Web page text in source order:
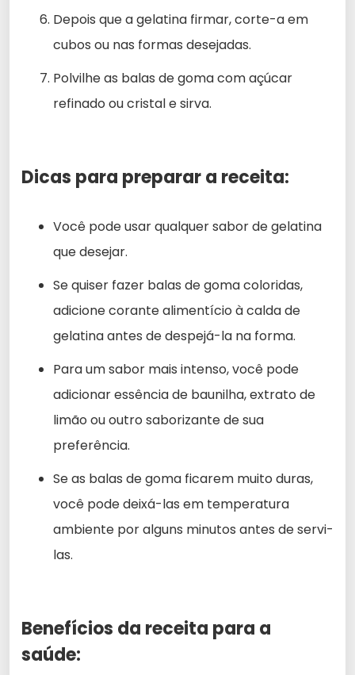
Depois que a gelatina firmar, corte-a em
cubos ou nas formas desejadas.
Polvilhe as balas de goma com açúcar
refinado ou cristal e sirva.
Dicas para preparar a receita:
Você pode usar qualquer sabor de gelatina
que desejar.
Se quiser fazer balas de goma coloridas,
adicione corante alimentício à calda de
gelatina antes de despejá-la na forma.
Para um sabor mais intenso, você pode
adicionar essência de baunilha, extrato de
limão ou outro saborizante de sua
preferência.
Se as balas de goma ficarem muito duras,
você pode deixá-las em temperatura
ambiente por alguns minutos antes de servi-
las.
Benefícios da receita para a
saúde: